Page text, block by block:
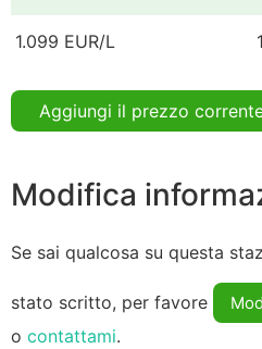
1.099 EUR/L
Aggiungi il prezzo
Modifica
Se sai qualcosa su questa
stato scritto, per favore
o contattami.